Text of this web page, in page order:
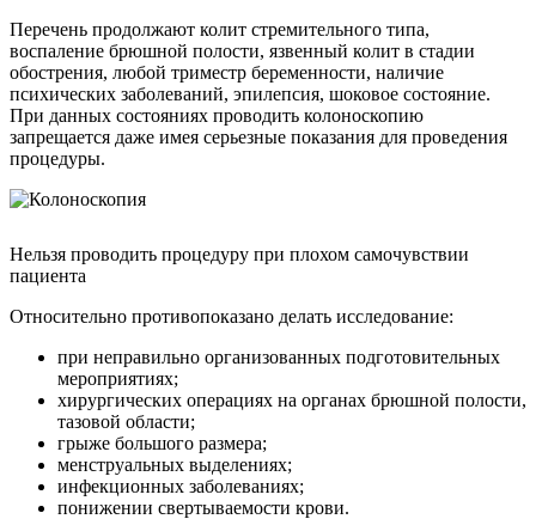
Перечень продолжают колит стремительного типа,
воспаление брюшной полости, язвенный колит в стадии
обострения, любой триместр беременности, наличие
психических заболеваний, эпилепсия, шоковое состояние.
При данных состояниях проводить колоноскопию
запрещается даже имея серьезные показания для проведения
процедуры.
Нельзя проводить процедуру при плохом самочувствии
пациента
Относительно противопоказано делать исследование:
при неправильно организованных подготовительных
мероприятиях;
хирургических операциях на органах брюшной полости,
тазовой области;
грыже большого размера;
менструальных выделениях;
инфекционных заболеваниях;
понижении свертываемости крови.